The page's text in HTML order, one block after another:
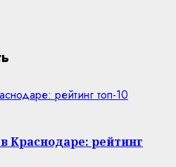
рейтинг топ-10
Краснодаре: рейтинг